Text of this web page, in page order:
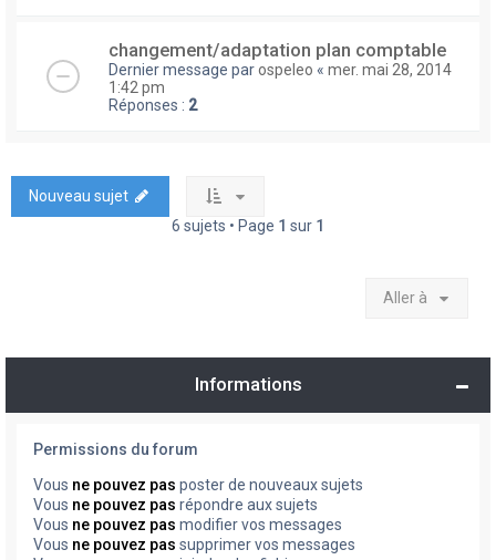
changement/adaptation plan comptable
Dernier message parospeleo « mer. mai 28, 2014
1:42 pm
Réponses : 2
Nouveau sujet
6 sujets • Page 1 sur 1
Aller à
Informations
Permissions du forum
Vous ne pouvez pas poster de nouveaux sujets
Vous ne pouvez pas répondre aux sujets
Vous ne pouvez pas modifier vos messages
Vous ne pouvez pas supprimer vos messages